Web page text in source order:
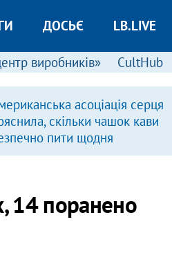
ДОСЬЄ LB.LIVE
виробників» CultHub
асоціація серця
скільки чашок кави
пити щодня
14 поранено